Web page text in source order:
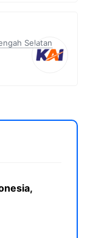
Selatan